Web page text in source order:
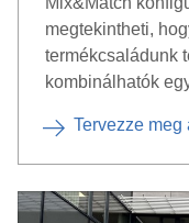
megtekintheti,
termékcsaládunk
kombinálhatók
Tervezze meg